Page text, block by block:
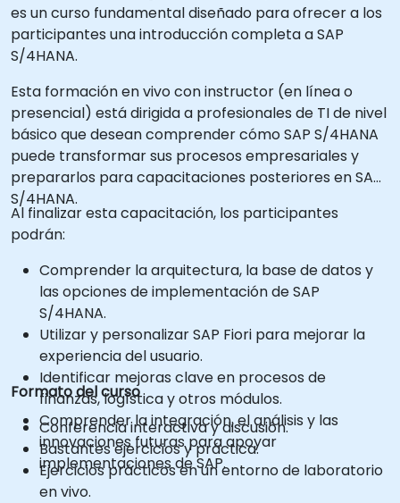
es un curso fundamental diseñado para ofrecer a los
participantes una introducción completa a SAP
S/4HANA.
Esta formación en vivo con instructor (en línea o
presencial) está dirigida a profesionales de TI de nivel
básico que desean comprender cómo SAP S/4HANA
puede transformar sus procesos empresariales y
prepararlos para capacitaciones posteriores en SAP
S/4HANA.
Al finalizar esta capacitación, los participantes
podrán:
Comprender la arquitectura, la base de datos y
las opciones de implementación de SAP
S/4HANA.
Utilizar y personalizar SAP Fiori para mejorar la
experiencia del usuario.
Identificar mejoras clave en procesos de
finanzas, logística y otros módulos.
Comprender la integración, el análisis y las
innovaciones futuras para apoyar
implementaciones de SAP.
Formato del curso
Conferencia interactiva y discusión.
Bastantes ejercicios y práctica.
Ejercicios prácticos en un entorno de laboratorio
en vivo.